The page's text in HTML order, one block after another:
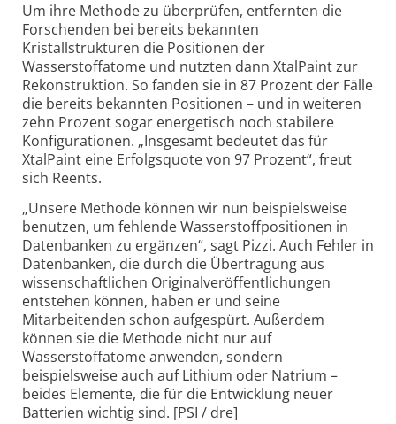
Um ihre Methode zu überprüfen, entfernten die
Forschenden bei bereits bekannten
Kristallstrukturen die Positionen der
Wasserstoffatome und nutzten dann XtalPaint zur
Rekonstruktion. So fanden sie in 87 Prozent der Fälle
die bereits bekannten Positionen – und in weiteren
zehn Prozent sogar energetisch noch stabilere
Konfigurationen. „Insgesamt bedeutet das für
XtalPaint eine Erfolgsquote von 97 Prozent“, freut
sich Reents.
„Unsere Methode können wir nun beispielsweise
benutzen, um fehlende Wasserstoffpositionen in
Datenbanken zu ergänzen“, sagt Pizzi. Auch Fehler in
Datenbanken, die durch die Übertragung aus
wissenschaftlichen Originalveröffentlichungen
entstehen können, haben er und seine
Mitarbeitenden schon aufgespürt. Außerdem
können sie die Methode nicht nur auf
Wasserstoffatome anwenden, sondern
beispielsweise auch auf Lithium oder Natrium –
beides Elemente, die für die Entwicklung neuer
Batterien wichtig sind. [PSI / dre]